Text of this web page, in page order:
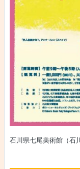
石川県七尾美術館（石